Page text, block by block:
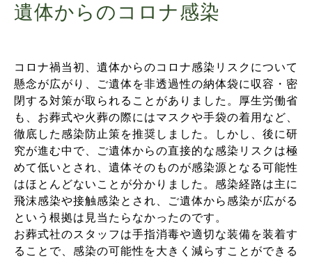
遺体からのコロナ感染
コロナ禍当初、遺体からのコロナ感染リスクについて
懸念が広がり、ご遺体を非透過性の納体袋に収容・密
閉する対策が取られることがありました。厚生労働省
も、お葬式や火葬の際にはマスクや手袋の着用など、
徹底した感染防止策を推奨しました。しかし、後に研
究が進む中で、ご遺体からの直接的な感染リスクは極
めて低いとされ、遺体そのものが感染源となる可能性
はほとんどないことが分かりました。感染経路は主に
飛沫感染や接触感染とされ、ご遺体から感染が広がる
という根拠は見当たらなかったのです。
お葬式社のスタッフは手指消毒や適切な装備を装着す
ることで、感染の可能性を大きく減らすことができる